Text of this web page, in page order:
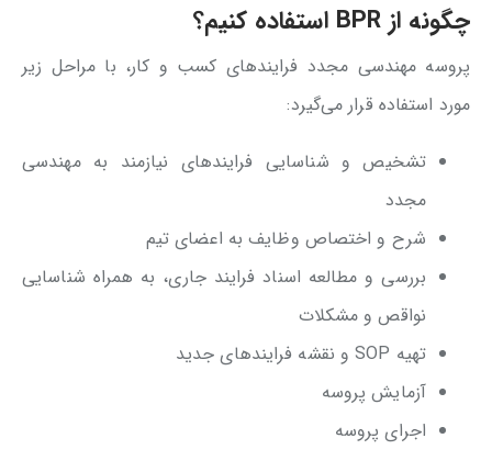
چگونه از BPR استفاده کنیم؟
پروسه مهندسی مجدد فرایندهای کسب و کار، با مراحل زیر
مورد استفاده قرار می‌گیرد:
تشخیص و شناسایی فرایندهای نیازمند به مهندسی
مجدد
شرح و اختصاص وظایف به اعضای تیم
بررسی و مطالعه اسناد فرایند جاری، به همراه شناسایی
نواقص و مشکلات
تهیه SOP و نقشه فرایندهای جدید
آزمایش پروسه
اجرای پروسه